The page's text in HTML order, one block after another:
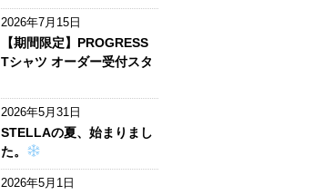
2026年7月15日
【期間限定】PROGRESS
Tシャツ オーダー受付スタ
2026年5月31日
STELLAの夏、始まりまし
た。
2026年5月1日